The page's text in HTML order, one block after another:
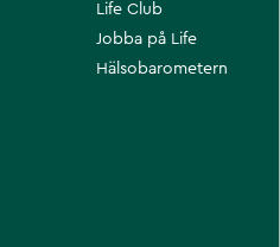
Life Club
Jobba på Life
Hälsobarometern